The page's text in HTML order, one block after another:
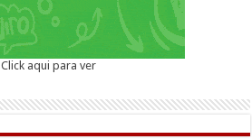
Click aqui para ver